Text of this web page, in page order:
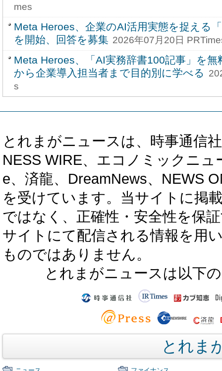
mes
Meta Heroes、企業のAI活用実態を捉える
を開始、回答を募集 2026年07月20日
Meta Heroes、「AI実務辞書100記事」を
から企業導入担当者まで目的別に学べる
s
とれまがニュースは、時事通信
NESS WIRE、エコノミックニ
e、済龍、DreamNews、NEWS
を受けています。当サイトに掲
ではなく、正確性・安全性を保
サイトにて配信される情報を用
ものではありません。
とれまがニュースは以下
とれま